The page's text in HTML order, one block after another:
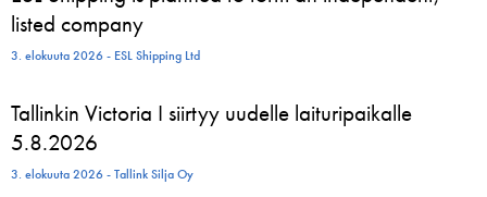
listed company
3. elokuuta 2026 - ESL Shipping Ltd
Tallinkin Victoria I siirtyy uudelle laituripaikalle
5.8.2026
3. elokuuta 2026 - Tallink Silja Oy